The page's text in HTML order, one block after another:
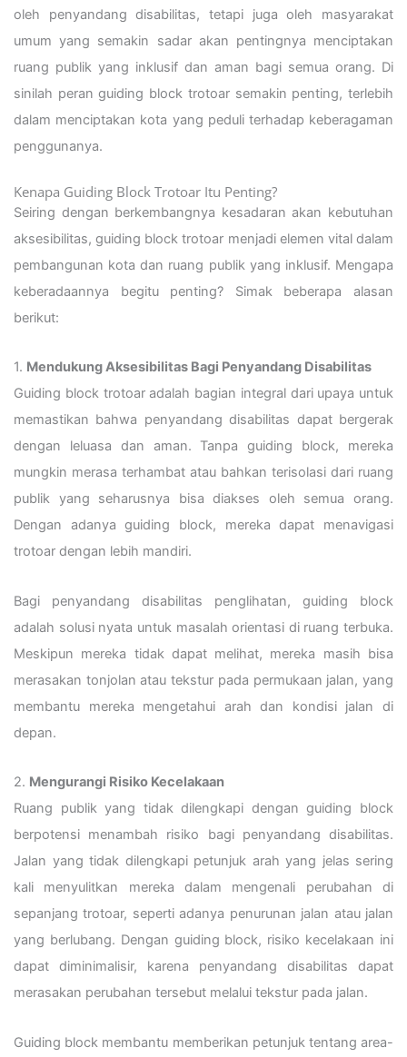
oleh penyandang disabilitas, tetapi juga oleh masyarakat
umum yang semakin sadar akan pentingnya menciptakan
ruang publik yang inklusif dan aman bagi semua orang. Di
sinilah peran guiding block trotoar semakin penting, terlebih
dalam menciptakan kota yang peduli terhadap keberagaman
penggunanya.
Kenapa Guiding Block Trotoar Itu Penting?
Seiring dengan berkembangnya kesadaran akan kebutuhan
aksesibilitas, guiding block trotoar menjadi elemen vital dalam
pembangunan kota dan ruang publik yang inklusif. Mengapa
keberadaannya begitu penting? Simak beberapa alasan
berikut:
1. Mendukung Aksesibilitas Bagi Penyandang Disabilitas
Guiding block trotoar adalah bagian integral dari upaya untuk
memastikan bahwa penyandang disabilitas dapat bergerak
dengan leluasa dan aman. Tanpa guiding block, mereka
mungkin merasa terhambat atau bahkan terisolasi dari ruang
publik yang seharusnya bisa diakses oleh semua orang.
Dengan adanya guiding block, mereka dapat menavigasi
trotoar dengan lebih mandiri.
Bagi penyandang disabilitas penglihatan, guiding block
adalah solusi nyata untuk masalah orientasi di ruang terbuka.
Meskipun mereka tidak dapat melihat, mereka masih bisa
merasakan tonjolan atau tekstur pada permukaan jalan, yang
membantu mereka mengetahui arah dan kondisi jalan di
depan.
2. Mengurangi Risiko Kecelakaan
Ruang publik yang tidak dilengkapi dengan guiding block
berpotensi menambah risiko bagi penyandang disabilitas.
Jalan yang tidak dilengkapi petunjuk arah yang jelas sering
kali menyulitkan mereka dalam mengenali perubahan di
sepanjang trotoar, seperti adanya penurunan jalan atau jalan
yang berlubang. Dengan guiding block, risiko kecelakaan ini
dapat diminimalisir, karena penyandang disabilitas dapat
merasakan perubahan tersebut melalui tekstur pada jalan.
Guiding block membantu memberikan petunjuk tentang area-